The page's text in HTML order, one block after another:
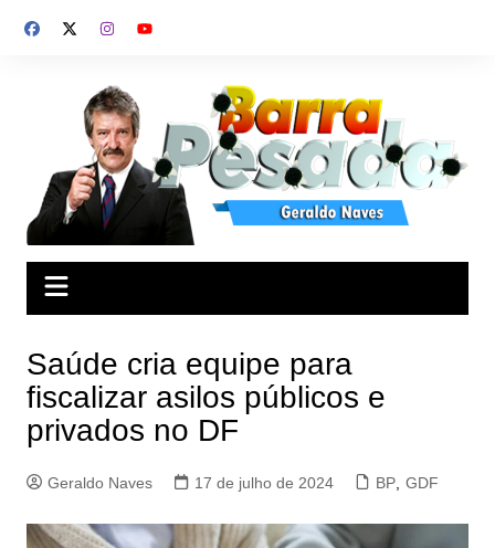
para
Saúde cria equipe para
fiscalizar asilos públicos e
privados no DF
Geraldo Naves 17 de julho de 2024 BP, GDF